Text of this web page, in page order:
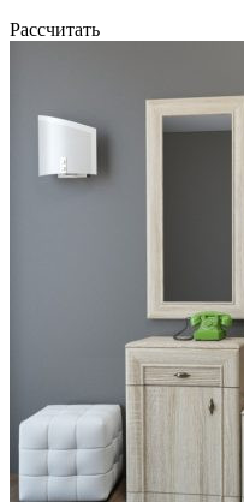
Рассчитать